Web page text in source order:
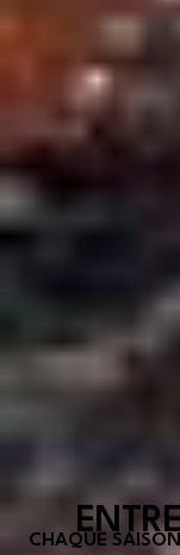
CHAQUE